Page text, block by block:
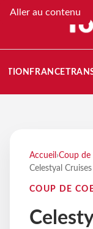
Aller au contenu
FRANCE
Accueil ›Coup de
Celestyal
COUP DE